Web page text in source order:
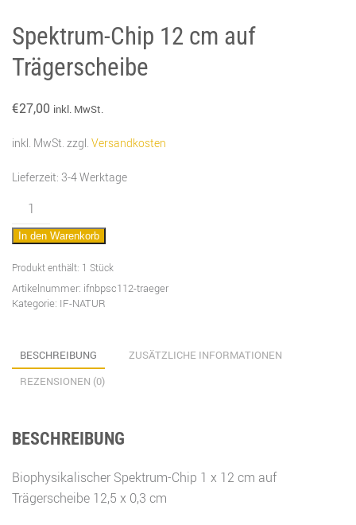
Spektrum-Chip 12 cm auf
Trägerscheibe
€27,00 inkl. MwSt.
inkl. MwSt. zzgl. Versandkosten
Lieferzeit: 3-4 Werktage
Spektrum-
12
cm
auf
Trägerscheibe
In den Warenkorb
Produkt enthält: 1 Stück
Artikelnummer: ifnbpsc112-traeger
Kategorie: IF-NATUR
BESCHREIBUNG
ZUSÄTZLICHE INFORMATIONEN
REZENSIONEN (0)
BESCHREIBUNG
Biophysikalischer Spektrum-Chip 1 x 12 cm auf
Trägerscheibe 12,5 x 0,3 cm